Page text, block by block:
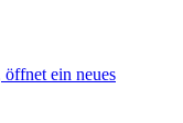
ein neues